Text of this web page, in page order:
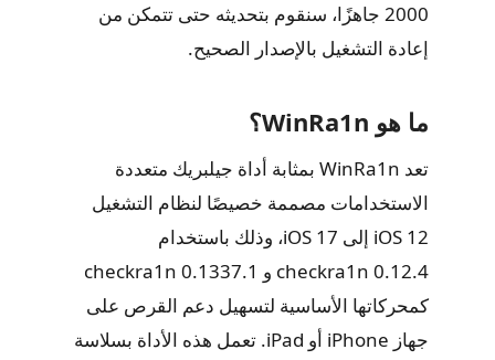
2000 جاهزًا، سنقوم بتحديثه حتى تتمكن من
إعادة التشغيل بالإصدار الصحيح.
ما هو WinRa1n؟
تعد WinRa1n بمثابة أداة جيلبريك متعددة
الاستخدامات مصممة خصيصًا لنظام التشغيل
iOS 12 إلى iOS 17، وذلك باستخدام
checkra1n 0.12.4 و checkra1n 0.1337.1
كمحركاتها الأساسية لتسهيل دعم القرص على
جهاز iPhone أو iPad. تعمل هذه الأداة بسلاسة